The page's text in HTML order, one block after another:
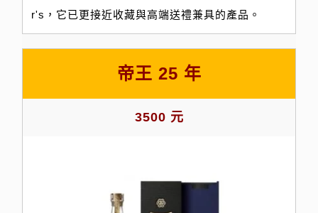
r's，它已更接近收藏與高端送禮兼具的產品。
帝王 25 年
3500 元